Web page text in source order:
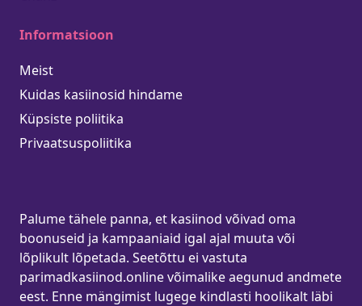
Informatsioon
Meist
Kuidas kasiinosid hindame
Küpsiste poliitika
Privaatsuspoliitika
Palume tähele panna, et kasiinod võivad oma
boonuseid ja kampaaniaid igal ajal muuta või
lõplikult lõpetada. Seetõttu ei vastuta
parimadkasiinod.online võimalike aegunud andmete
eest. Enne mängimist lugege kindlasti hoolikalt läbi